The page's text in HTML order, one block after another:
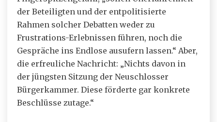
der Beteiligten und der entpolitisierte
Rahmen solcher Debatten weder zu
Frustrations-Erlebnissen führen, noch die
Gespräche ins Endlose ausufern lassen.“ Aber,
die erfreuliche Nachricht: „Nichts davon in
der jüngsten Sitzung der Neuschlosser
Bürgerkammer. Diese förderte gar konkrete
Beschlüsse zutage.“